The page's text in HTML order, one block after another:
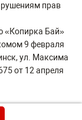
прав
«Копирка Бай»
9 февраля
ул. Максима
от 12 апреля